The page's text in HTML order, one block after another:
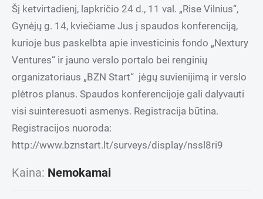
Šį ketvirtadienį, lapkričio 24 d., 11 val. „Rise Vilnius“,
Gynėjų g. 14, kviečiame Jus į spaudos konferenciją,
kurioje bus paskelbta apie investicinis fondo „Nextury
Ventures“ ir jauno verslo portalo bei renginių
organizatoriaus „BZN Start“ jėgų suvienijimą ir verslo
plėtros planus. Spaudos konferencijoje gali dalyvauti
visi suinteresuoti asmenys. Registracija būtina.
Registracijos nuoroda:
http://www.bznstart.lt/surveys/display/nssl8ri9
Kaina: Nemokamai